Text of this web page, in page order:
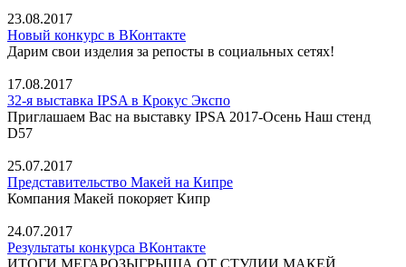
23.08.2017
Новый конкурс в ВКонтакте
Дарим свои изделия за репосты в социальных сетях!
17.08.2017
32-я выставка IPSA в Крокус Экспо
Приглашаем Вас на выставку IPSA 2017-Осень Наш стенд
D57
25.07.2017
Представительство Макей на Кипре
Компания Макей покоряет Кипр
24.07.2017
Результаты конкурса ВКонтакте
ИТОГИ МЕГАРОЗЫГРЫША ОТ СТУДИИ МАКЕЙ